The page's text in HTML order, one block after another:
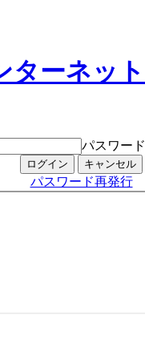
パスワード
パスワード再発行